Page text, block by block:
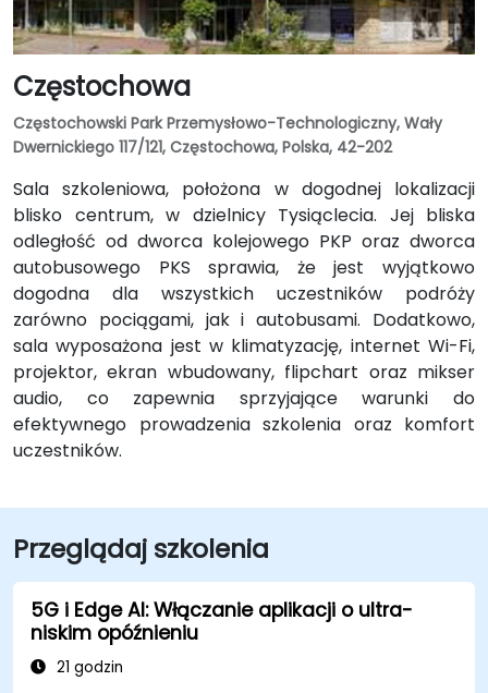
Częstochowa
Częstochowski Park Przemysłowo-Technologiczny, Wały
Dwernickiego 117/121, Częstochowa, Polska, 42-202
Sala szkoleniowa, położona w dogodnej lokalizacji
blisko centrum, w dzielnicy Tysiąclecia. Jej bliska
odległość od dworca kolejowego PKP oraz dworca
autobusowego PKS sprawia, że jest wyjątkowo
dogodna dla wszystkich uczestników podróży
zarówno pociągami, jak i autobusami. Dodatkowo,
sala wyposażona jest w klimatyzację, internet Wi-Fi,
projektor, ekran wbudowany, flipchart oraz mikser
audio, co zapewnia sprzyjające warunki do
efektywnego prowadzenia szkolenia oraz komfort
uczestników.
Przeglądaj szkolenia
5G i Edge AI: Włączanie aplikacji o ultra-
niskim opóźnieniu
21 godzin